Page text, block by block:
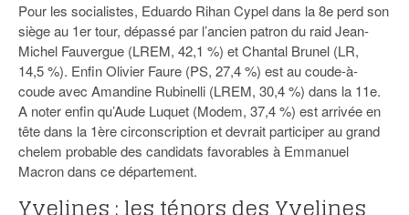
Pour les socialistes, Eduardo Rihan Cypel dans la 8e perd son
siège au 1er tour, dépassé par l’ancien patron du raid Jean-
Michel Fauvergue (LREM, 42,1 %) et Chantal Brunel (LR,
14,5 %). Enfin Olivier Faure (PS, 27,4 %) est au coude-à-
coude avec Amandine Rubinelli (LREM, 30,4 %) dans la 11e.
A noter enfin qu’Aude Luquet (Modem, 37,4 %) est arrivée en
tête dans la 1ère circonscription et devrait participer au grand
chelem probable des candidats favorables à Emmanuel
Macron dans ce département.